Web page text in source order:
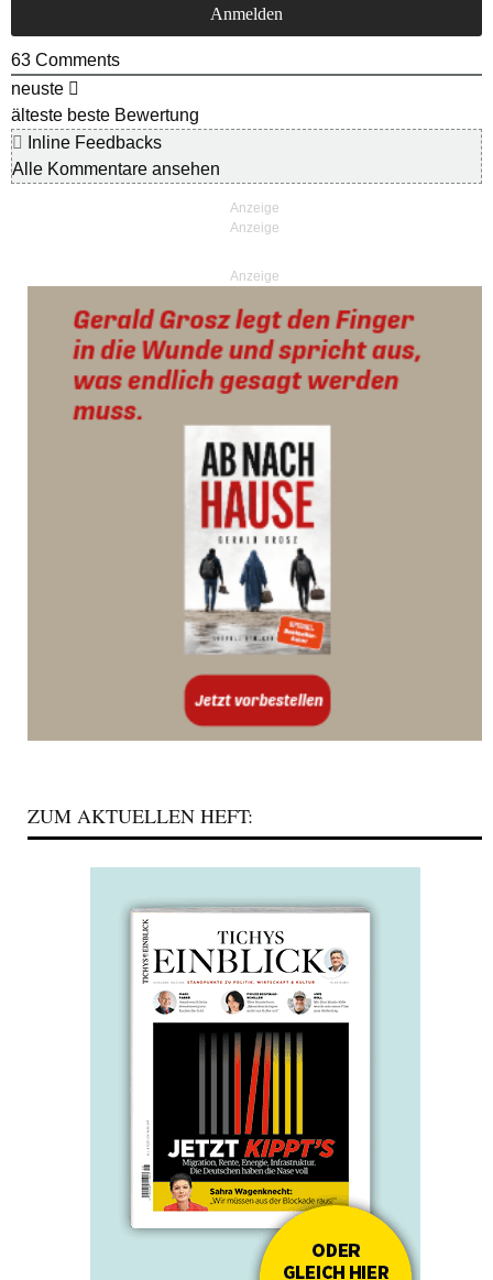
63 Comments
neuste
älteste beste Bewertung
Inline Feedbacks
Alle Kommentare ansehen
Anzeige
ZUM AKTUELLEN HEFT: